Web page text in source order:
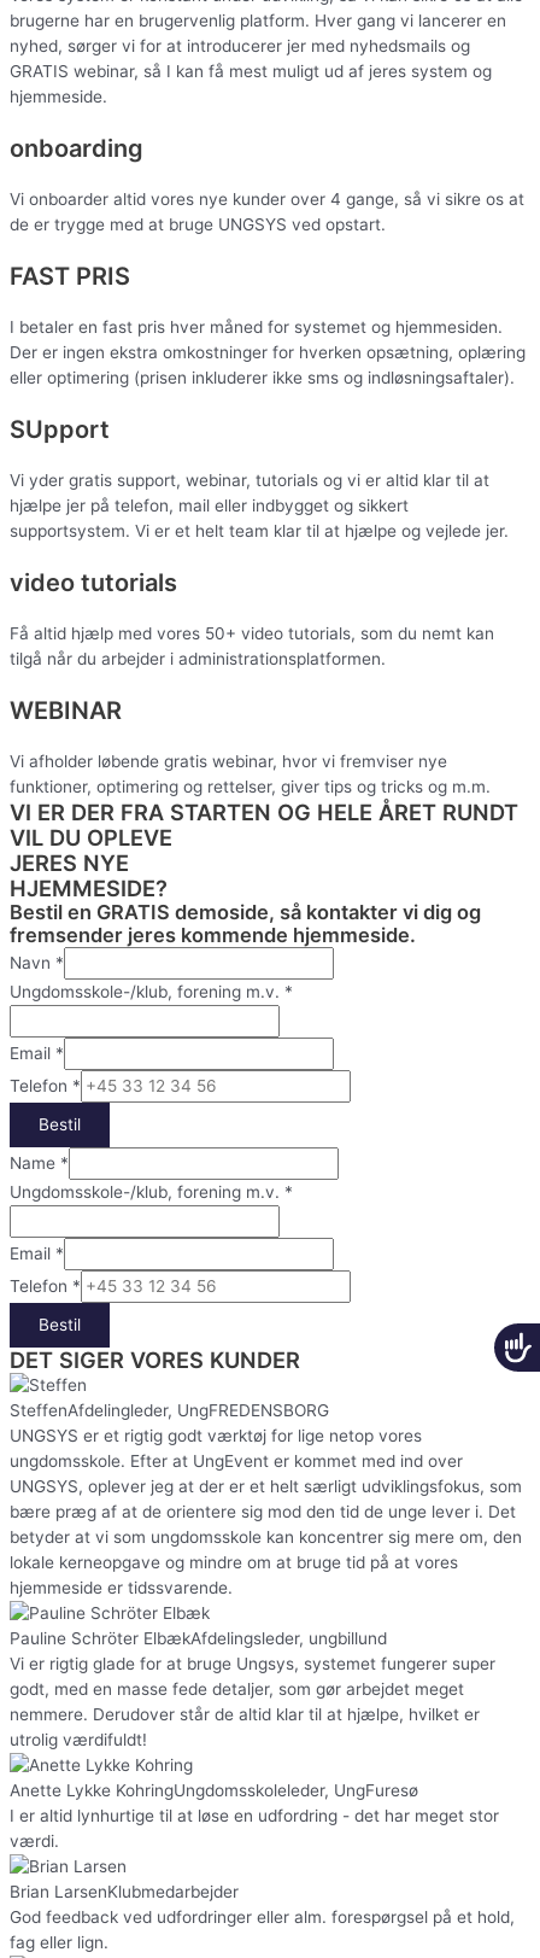
brugerne har en brugervenlig platform. Hver gang vi lancerer en
nyhed, sørger vi for at introducerer jer med nyhedsmails og
GRATIS webinar, så I kan få mest muligt ud af jeres system og
hjemmeside.​​
onboarding
Vi onboarder altid vores nye kunder over 4 gange, så vi sikre os at
de er trygge med at bruge UNGSYS ved opstart.​
FAST PRIS
I betaler en fast pris hver måned for systemet og hjemmesiden.
Der er ingen ekstra omkostninger for hverken opsætning, oplæring
eller optimering (prisen inkluderer ikke sms og indløsningsaftaler).
SUpport
Vi yder gratis support, webinar, tutorials og vi er altid klar til at
hjælpe jer på telefon, mail eller indbygget og sikkert
supportsystem. Vi er et helt team klar til at hjælpe og vejlede jer.​
video tutorials
Få altid hjælp med vores 50+ video tutorials, som du nemt kan
tilgå når du arbejder i administrationsplatformen.
WEBINAR
Vi afholder løbende gratis webinar, hvor vi fremviser nye
funktioner, optimering og rettelser, giver tips og tricks og m.m.
VI ER DER FRA STARTEN OG HELE ÅRET RUNDT
VIL DU OPLEVE
JERES NYE
HJEMMESIDE?
Bestil en GRATIS demoside, så kontakter vi dig og
fremsender jeres kommende hjemmeside.
Navn *
Ungdomsskole-/klub, forening m.v. *
Email *
Telefon *
Bestil
Name *
Ungdomsskole-/klub, forening m.v. *
Email *
Telefon *
Bestil
DET SIGER VORES KUNDER
SteffenAfdelingleder, UngFREDENSBORG
UNGSYS er et rigtig godt værktøj for lige netop vores
ungdomsskole. Efter at UngEvent er kommet med ind over
UNGSYS, oplever jeg at der er et helt særligt udviklingsfokus, som
bære præg af at de orientere sig mod den tid de unge lever i. Det
betyder at vi som ungdomsskole kan koncentrer sig mere om, den
lokale kerneopgave og mindre om at bruge tid på at vores
hjemmeside er tidssvarende.
Pauline Schröter ElbækAfdelingsleder, ungbillund
Vi er rigtig glade for at bruge Ungsys, systemet fungerer super
godt, med en masse fede detaljer, som gør arbejdet meget
nemmere. Derudover står de altid klar til at hjælpe, hvilket er
utrolig værdifuldt!
Anette Lykke KohringUngdomsskoleleder, UngFuresø
I er altid lynhurtige til at løse en udfordring - det har meget stor
værdi.
Brian LarsenKlubmedarbejder
God feedback ved udfordringer eller alm. forespørgsel på et hold,
fag eller lign.